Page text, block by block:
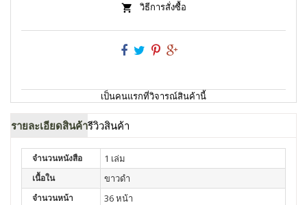
วิธีการสั่งซื้อ
เป็นคนแรกที่วิจารณ์สินค้านี้
รายละเอียดสินค้ารีวิวสินค้า
จำนวนหนังสือ 1 เล่ม
เนื้อใน ขาวดำ
จำนวนหน้า 36 หน้า